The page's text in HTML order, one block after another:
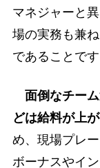
マネジャーと
場の実務も兼
であることです
面倒なチー
どは給料が上
め、現場プレ
ボーナスやイ